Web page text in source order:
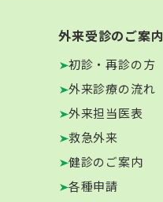
外来受診のご案内
初診・再診の方
外来診療の流れ
外来担当医表
救急外来
健診のご案内
各種申請